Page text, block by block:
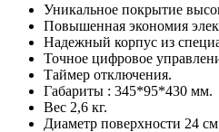
Уникальное покрытие
Повышенная экономия
Надежный корпус из
Точное цифровое
Таймер отключения.
Габариты : 345*95*430 мм.
Вес 2,6 кг.
Диаметр поверхности 24